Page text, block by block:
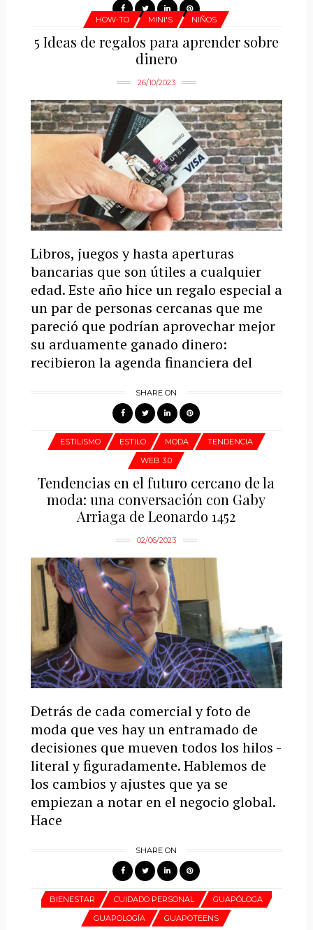
HOW-TO MINI'S NIÑOS
5 Ideas de regalos para aprender sobre
dinero
26/10/2023
Libros, juegos y hasta aperturas
bancarias que son útiles a cualquier
edad. Este año hice un regalo especial a
un par de personas cercanas que me
pareció que podrían aprovechar mejor
su arduamente ganado dinero:
recibieron la agenda financiera del
SHARE ON
ESTILISMO ESTILO MODA
TENDENCIA
WEB 3.0
Tendencias en el futuro cercano de la
moda: una conversación con Gaby
Arriaga de Leonardo 1452
02/06/2023
Detrás de cada comercial y foto de
moda que ves hay un entramado de
decisiones que mueven todos los hilos -
literal y figuradamente. Hablemos de
los cambios y ajustes que ya se
empiezan a notar en el negocio global.
Hace
SHARE ON
BIENESTAR CUIDADO PERSONAL
GUAPÓLOGA
GUAPOLOGÍA
GUAPOTEENS